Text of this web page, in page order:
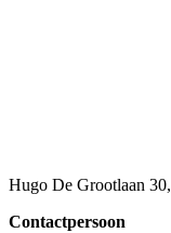
Hugo De Grootlaan
Contactpersoon